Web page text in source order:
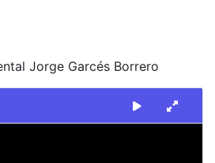
Jorge Garcés Borrero